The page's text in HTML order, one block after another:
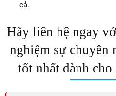
cả.
Hãy liên hệ ngay
nghiệm sự chuyên
tốt nhất dành cho